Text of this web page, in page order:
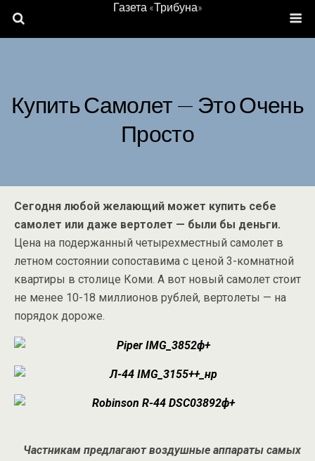
Газета «Трибуна»
Купить Самолет — Это Очень
Просто
Сегодня любой желающий может купить себе
самолет или даже вертолет — были бы деньги.
Цена на подержанный четырехместный самолет в
летном состоянии сопоставима с ценой 3-комнатной
квартиры в столице Коми. А вот новый самолет стоит
не менее 10-18 миллионов рублей, вертолеты — на
порядок дороже.
Частникам предлагают воздушные аппараты самых